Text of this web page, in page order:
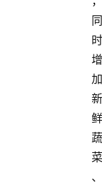
同
时
增
加
新
鲜
蔬
菜
、